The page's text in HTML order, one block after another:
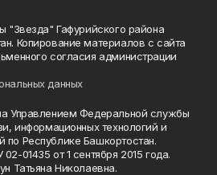
"Звезда" Гафурийского района
Копирование материалов с сайта
согласия администрации
данных
Управлением Федеральной службы
информационных технологий и
Республике Башкортостан.
01435 от 1 сентября 2015 года.
Татьяна Николаевна.